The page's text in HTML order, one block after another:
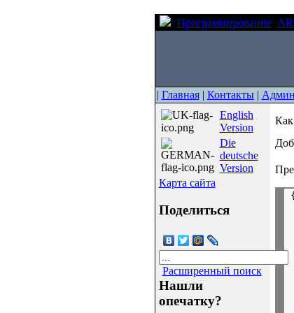
Программирование
| Главная| Контакты|
English
Version
Die
deutsche
Version
Карта сайта
Поделиться
Расширенный поиск
Нашли
опечатку?
Как
{